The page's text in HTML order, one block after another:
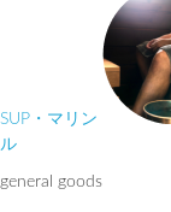
SUP・マリン
ル
general goods